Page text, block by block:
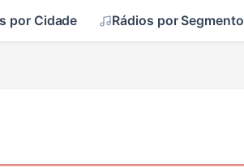
por Cidade Rádios por Segmento